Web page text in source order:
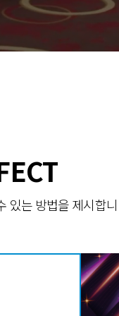
있는 방법을 제시합